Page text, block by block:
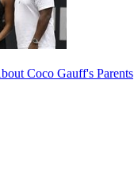
Coco Gauff's Parents